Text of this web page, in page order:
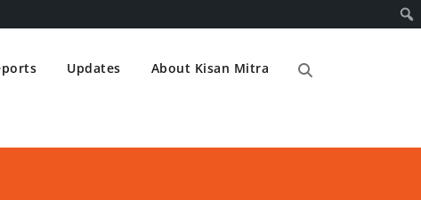
Updates About Kisan Mitra